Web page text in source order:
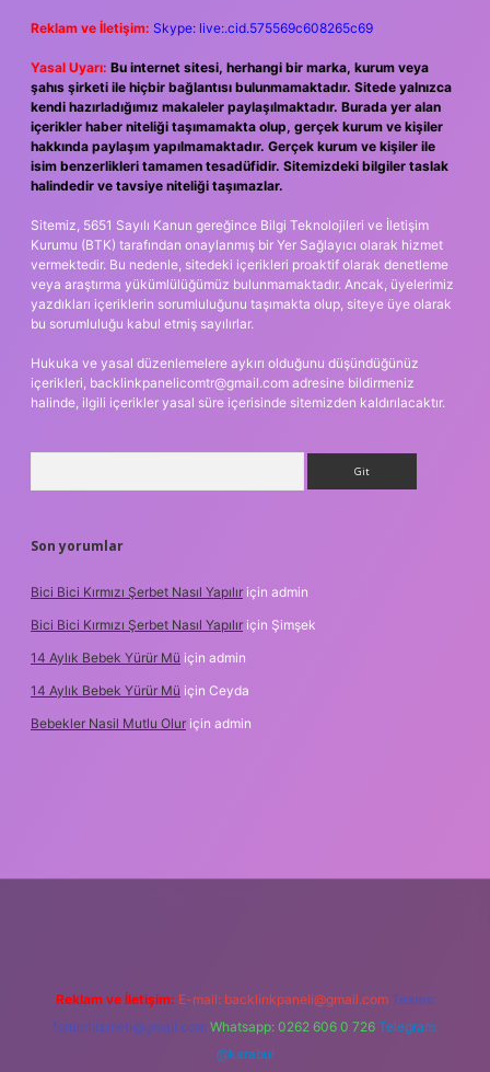
Reklam ve İletişim: Skype: live:.cid.575569c608265c69
Yasal Uyarı: Bu internet sitesi, herhangi bir marka, kurum veya
şahıs şirketi ile hiçbir bağlantısı bulunmamaktadır. Sitede yalnızca
kendi hazırladığımız makaleler paylaşılmaktadır. Burada yer alan
içerikler haber niteliği taşımamakta olup, gerçek kurum ve kişiler
hakkında paylaşım yapılmamaktadır. Gerçek kurum ve kişiler ile
isim benzerlikleri tamamen tesadüfidir. Sitemizdeki bilgiler taslak
halindedir ve tavsiye niteliği taşımazlar.
Sitemiz, 5651 Sayılı Kanun gereğince Bilgi Teknolojileri ve İletişim
Kurumu (BTK) tarafından onaylanmış bir Yer Sağlayıcı olarak hizmet
vermektedir. Bu nedenle, sitedeki içerikleri proaktif olarak denetleme
veya araştırma yükümlülüğümüz bulunmamaktadır. Ancak, üyelerimiz
yazdıkları içeriklerin sorumluluğunu taşımakta olup, siteye üye olarak
bu sorumluluğu kabul etmiş sayılırlar.
Hukuka ve yasal düzenlemelere aykırı olduğunu düşündüğünüz
içerikleri, backlinkpanelicomtr@gmail.com adresine bildirmeniz
halinde, ilgili içerikler yasal süre içerisinde sitemizden kaldırılacaktır.
Son yorumlar
Bici Bici Kırmızı Şerbet Nasıl Yapılır için admin
Bici Bici Kırmızı Şerbet Nasıl Yapılır için Şimşek
14 Aylık Bebek Yürür Mü için admin
14 Aylık Bebek Yürür Mü için Ceyda
Bebekler Nasil Mutlu Olur için admin
Reklam ve İletişim: E-mail: backlinkpaneli@gmail.com Teams:
forumhizmeti@gmail.com Whatsapp: 0262 606 0 726 Telegram:
@karabul